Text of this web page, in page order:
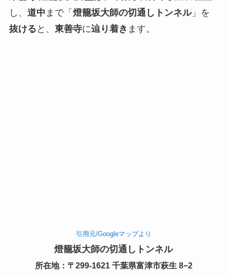
し、 道中 まで「 燈籠坂大師の切通しトンネル」を
抜ける と、 東善寺に辿り着き ます。
引用元/Googleマップより
燈籠坂大師の切通しトンネル
所在地：〒299-1621 千葉県富津市萩生 8−2